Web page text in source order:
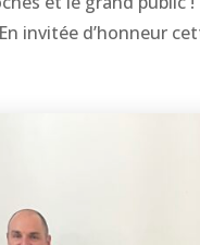
invitée d’honneur